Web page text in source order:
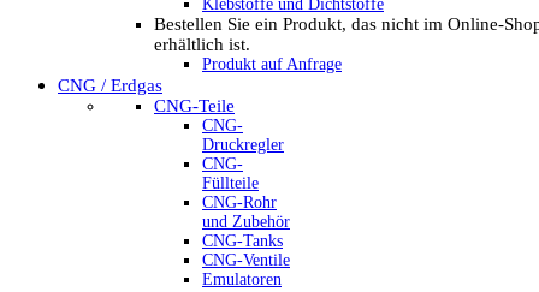
Klebstoffe und Dichtstoffe
Bestellen Sie ein Produkt, das nicht im Online-
erhältlich ist.
Produkt auf Anfrage
CNG / Erdgas
CNG-Teile
CNG-
Druckregler
CNG-
Füllteile
CNG-Rohr
und Zubehör
CNG-Tanks
CNG-Ventile
Emulatoren